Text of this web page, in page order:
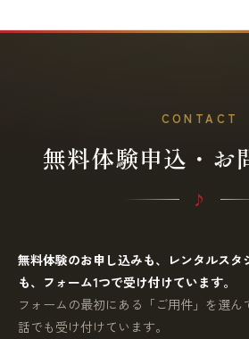
CONTACT
無料体験申込・お
無料体験のお申し込みも、レンタルスタ
も、フォーム1つで受け付けています。
フォームの最初にある「ご用件」を選
話でも受け付けています。